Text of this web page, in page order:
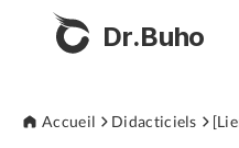
Dr.Buho
Accueil Didacticiels